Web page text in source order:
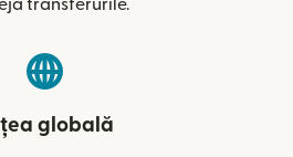
transferurile.
globală